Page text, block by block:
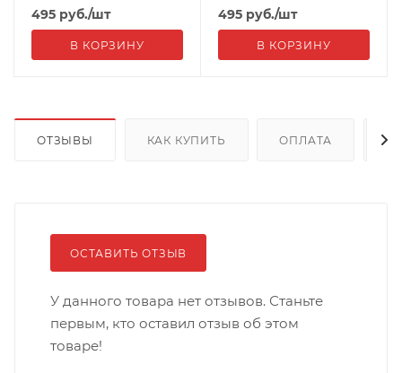
495 руб./шт
В КОРЗИНУ
495 руб./шт
В КОРЗИНУ
ОТЗЫВЫ КАК КУПИТЬ ОПЛАТА
ОСТАВИТЬ ОТЗЫВ
У данного товара нет отзывов. Станьте
первым, кто оставил отзыв об этом
товаре!